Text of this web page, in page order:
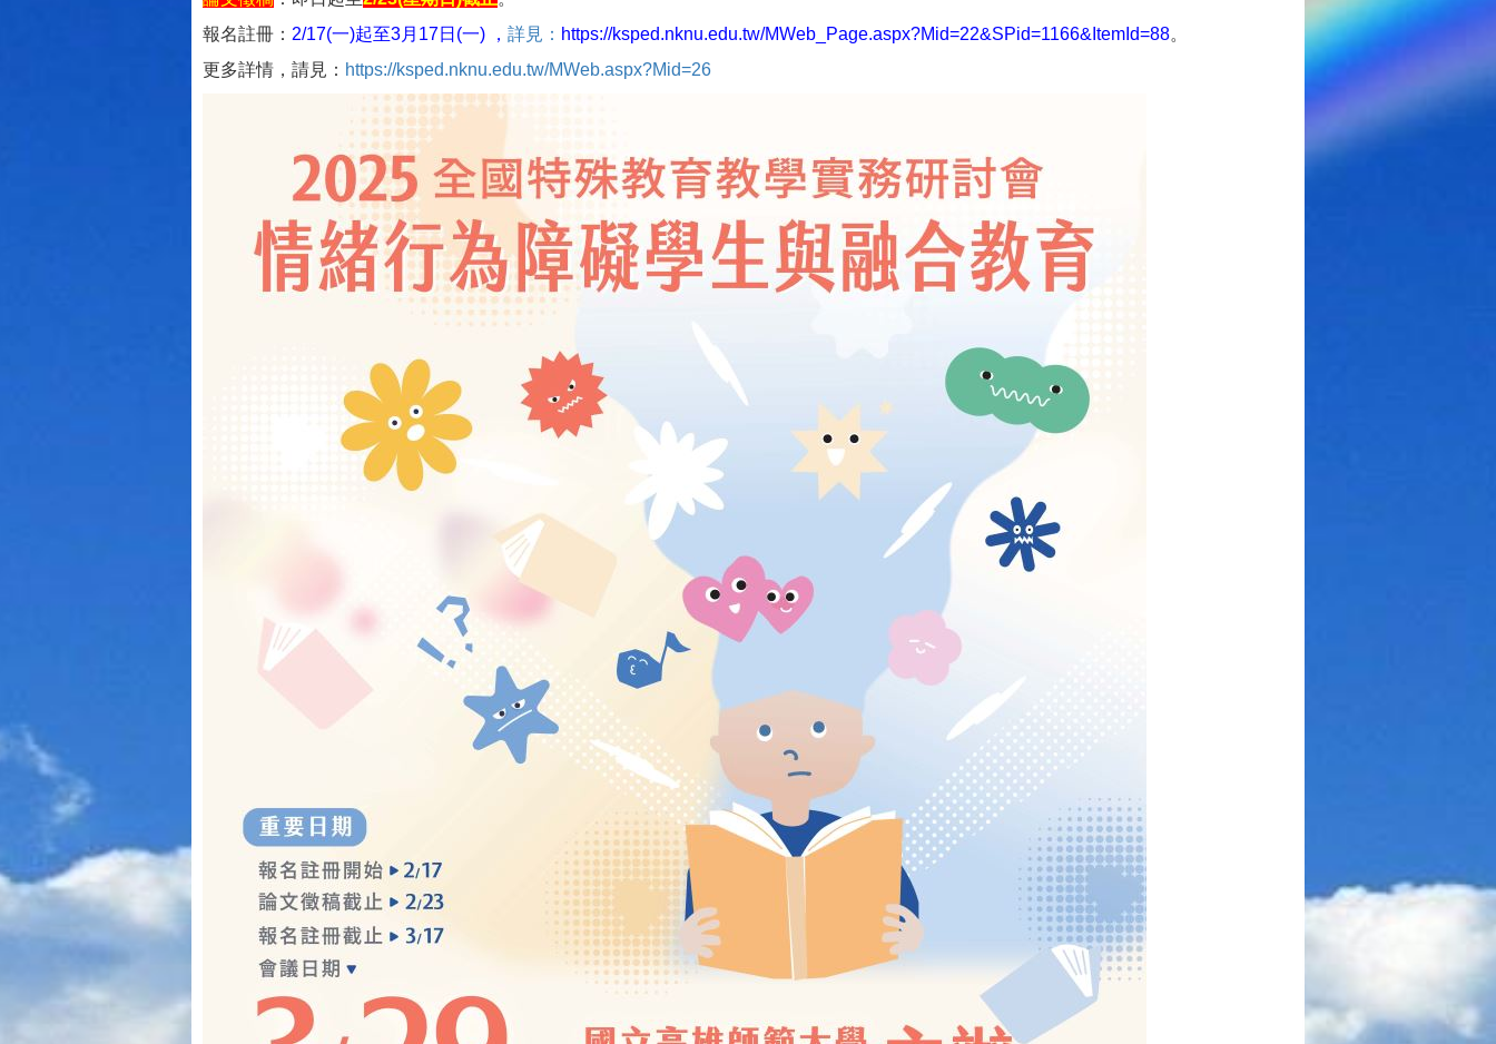
報名註冊： 2/17(一)起至3月17日(一) 詳見： https://ksped.nknu.edu.tw/MWeb_Page.aspx?Mid=22&SPid=1166&ItemId=88
更多詳情，請見： https://ksped.nknu.edu.tw/MWeb.aspx?Mid=26